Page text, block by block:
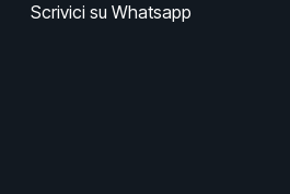
Scrivici su Whatsapp